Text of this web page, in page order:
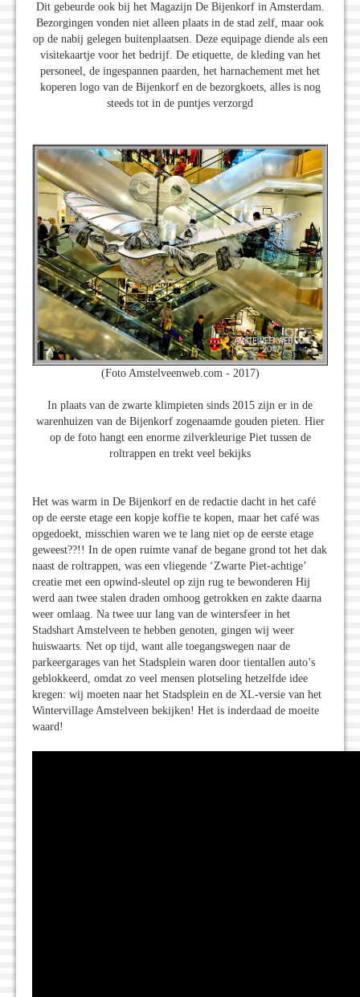
Dit gebeurde ook bij het Magazijn De Bijenkorf in Amsterdam.
Bezorgingen vonden niet alleen plaats in de stad zelf, maar ook
op de nabij gelegen buitenplaatsen. Deze equipage diende als een
visitekaartje voor het bedrijf. De etiquette, de kleding van het
personeel, de ingespannen paarden, het harnachement met het
koperen logo van de Bijenkorf en de bezorgkoets, alles is nog
steeds tot in de puntjes verzorgd
(Foto Amstelveenweb.com - 2017)
In plaats van de zwarte klimpieten sinds 2015 zijn er in de
warenhuizen van de Bijenkorf zogenaamde gouden pieten. Hier
op de foto hangt een enorme zilverkleurige Piet tussen de
roltrappen en trekt veel bekijks
Het was warm in De Bijenkorf en de redactie dacht in het café
op de eerste etage een kopje koffie te kopen, maar het café was
opgedoekt, misschien waren we te lang niet op de eerste etage
geweest??!! In de open ruimte vanaf de begane grond tot het dak
naast de roltrappen, was een vliegende ‘Zwarte Piet-achtige’
creatie met een opwind-sleutel op zijn rug te bewonderen Hij
werd aan twee stalen draden omhoog getrokken en zakte daarna
weer omlaag. Na twee uur lang van de wintersfeer in het
Stadshart Amstelveen te hebben genoten, gingen wij weer
huiswaarts. Net op tijd, want alle toegangswegen naar de
parkeergarages van het Stadsplein waren door tientallen auto’s
geblokkeerd, omdat zo veel mensen plotseling hetzelfde idee
kregen: wij moeten naar het Stadsplein en de XL-versie van het
Wintervillage Amstelveen bekijken! Het is inderdaad de moeite
waard!